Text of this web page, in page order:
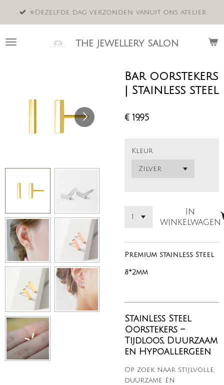
de
the jewellery salon
⭐️Dezelfde dag verzonden vanuit ons atelier
Bar oorstekers
| Stainless steel
€ 19,95
Kleur
In
winkelwagen
Premium stainless Steel
8*2mm
Stainless Steel
Oorstekers –
Tijdloos, Duurzaam
en Hypoallergeen
Op zoek naar stijlvolle,
duurzame én